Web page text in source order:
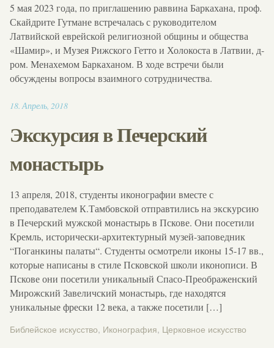
5 мая 2023 года, по приглашению раввина Баркахана, проф.
Скайдрите Гутмане встречалась с руководителoм
Латвийской еврейской религиозной общины и общества
«Шамир», и Музея Рижского Гетто и Холокоста в Латвии, д-
ром. Менахемом Баркаханом. В ходе встречи были
обсуждены вопросы взаимного сотрудничества.
18.Апрель, 201811:04
Экскурсия в Печерский
монастырь
13 апреля, 2018, студенты иконографии вместе с
преподавателем К.Тамбовской отправтились на экскурсию
в Печерский мужской монастырь в Пскове. Они посетили
Кремль, исторически-архитектурный музей-заповедник
“Поганкины палаты“. Студенты осмотрели иконы 15-17 вв.,
которые написаны в стиле Псковской школи иконописи. В
Пскове они посетили уникальный Спасо-Преображенский
Мирожский Завеличский монастырь, где находятся
уникальные фрески 12 века, а также посетили […]
Библейское искусство, Иконография, Церковное искусство